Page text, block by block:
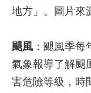
地方」。圖片來
颶風 ：颶風季
氣象報導了解颶
害危險等級，時